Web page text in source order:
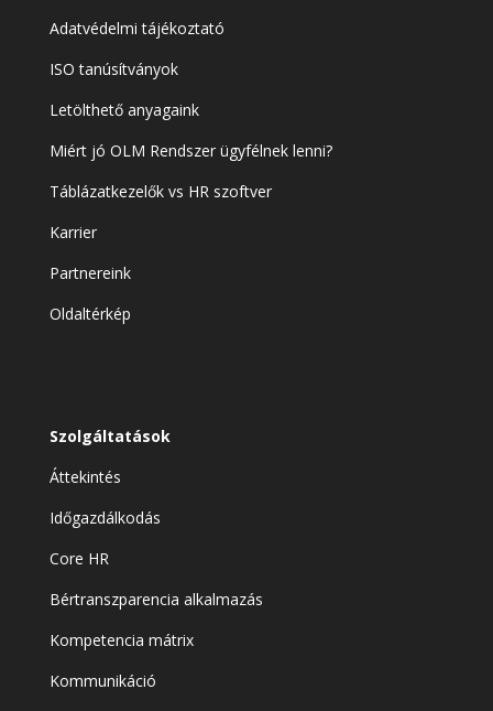
Adatvédelmi tájékoztató
ISO tanúsítványok
Letölthető anyagaink
Miért jó OLM Rendszer ügyfélnek lenni?
Táblázatkezelők vs HR szoftver
Karrier
Partnereink
Oldaltérkép
Szolgáltatások
Áttekintés
Időgazdálkodás
Core HR
Bértranszparencia alkalmazás
Kompetencia mátrix
Kommunikáció